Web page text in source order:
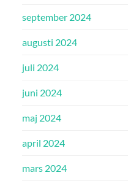
september 2024
augusti 2024
juli 2024
juni 2024
maj 2024
april 2024
mars 2024